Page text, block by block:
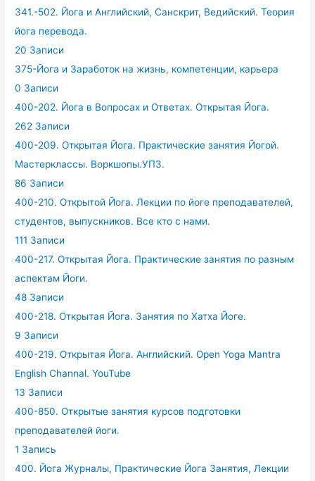
341.-502. Йога и Английский, Санскрит, Ведийский. Теория
йога перевода.
20 Записи
375-Йога и Заработок на жизнь, компетенции, карьера
0 Записи
400-202. Йога в Вопросах и Ответах. Открытая Йога.
262 Записи
400-209. Открытая Йога. Практические занятия Йогой.
Мастерклассы. Воркшопы.УПЗ.
86 Записи
400-210. Открытой Йога. Лекции по йоге преподавателей,
студентов, выпускников. Все кто с нами.
111 Записи
400-217. Открытая Йога. Практические занятия по разным
аспектам Йоги.
48 Записи
400-218. Открытая Йога. Занятия по Хатха Йоге.
9 Записи
400-219. Открытая Йога. Английский. Open Yoga Mantra
English Channal. YouTube
13 Записи
400-850. Открытые занятия курсов подготовки
преподавателей йоги.
1 Запись
400. Йога Журналы, Практические Йога Занятия, Лекции